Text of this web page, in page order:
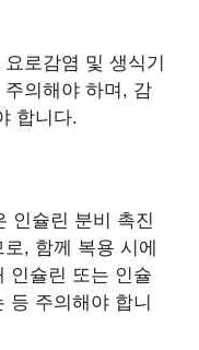
로감염 및 생식기
의해야 하며, 감
합니다.
인슐린 분비 촉진
, 함께 복용 시에
인슐린 또는 인슐
등 주의해야 합니